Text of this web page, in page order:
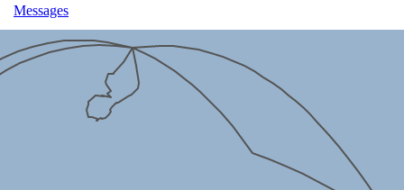
Messages